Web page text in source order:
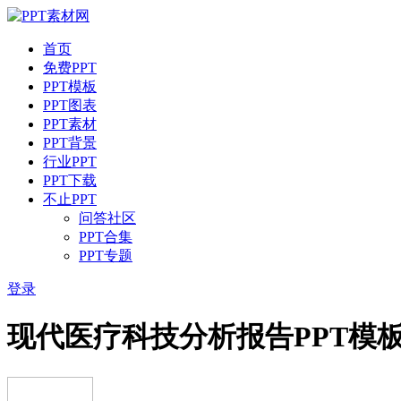
首页
免费PPT
PPT模板
PPT图表
PPT素材
PPT背景
行业PPT
PPT下载
不止PPT
问答社区
PPT合集
PPT专题
登录
现代医疗科技分析报告PPT模